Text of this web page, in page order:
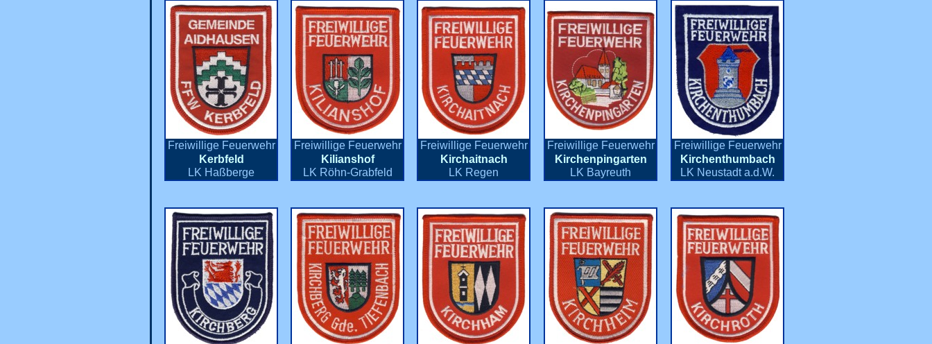
Freiwillige Feuerwehr Freiwillige Feuerwehr Freiwillige Feuerwehr Freiwillige Feuerwehr
Freiwillige Feuerwehr
Kerbfeld
Kilianshof Kirchaitnach Kirchenpingarten
Kirchenthumbach
LK Haßberge
LK Röhn-Grabfeld LK Regen LK Bayreuth LK Neustadt a.d.W.